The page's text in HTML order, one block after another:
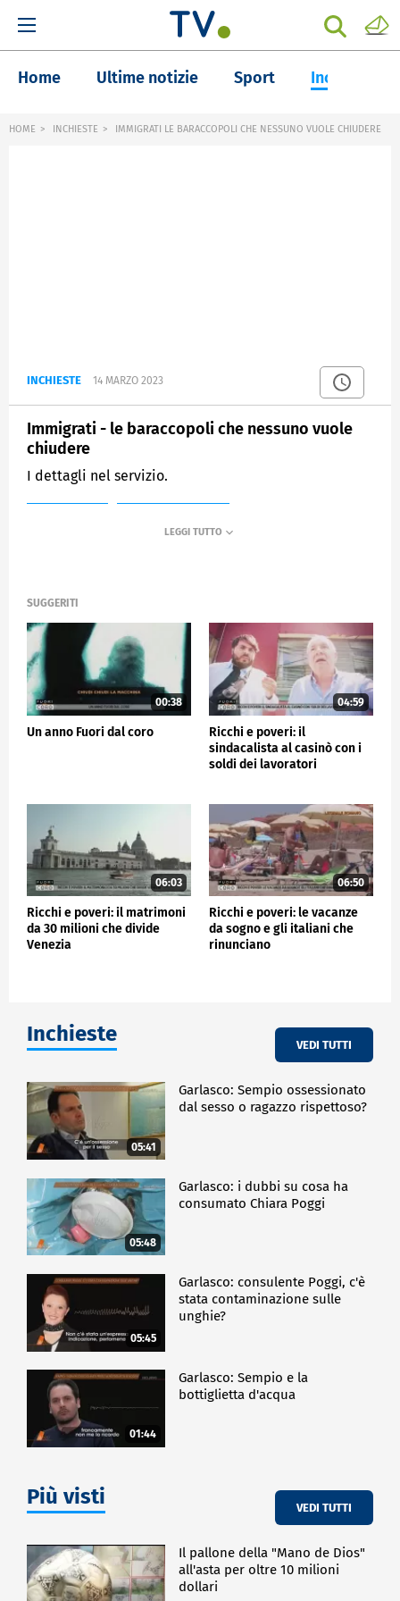
Home Ultime notizie Sport Inchieste
HOME INCHIESTE IMMIGRATI LE BARACCOPOLI CHE NESSUNO VUOLE CHIUDERE
INCHIESTE 14 MARZO 2023
Immigrati - le baraccopoli che nessuno vuole
chiudere
I dettagli nel servizio.
SUGGERITI
00:38
Un anno Fuori dal coro
04:59
Ricchi e poveri: il
sindacalista al casinò con i
soldi dei lavoratori
06:03
Ricchi e poveri: il matrimoni
da 30 milioni che divide
Venezia
06:50
Ricchi e poveri: le vacanze
da sogno e gli italiani che
rinunciano
Inchieste VEDI TUTTI
05:41
Garlasco: Sempio ossessionato
dal sesso o ragazzo rispettoso?
05:48
Garlasco: i dubbi su cosa ha
consumato Chiara Poggi
05:45
Garlasco: consulente Poggi, c'è
stata contaminazione sulle
unghie?
01:44
Garlasco: Sempio e la
bottiglietta d'acqua
Più visti VEDI TUTTI
Il pallone della "Mano de Dios"
all'asta per oltre 10 milioni
dollari